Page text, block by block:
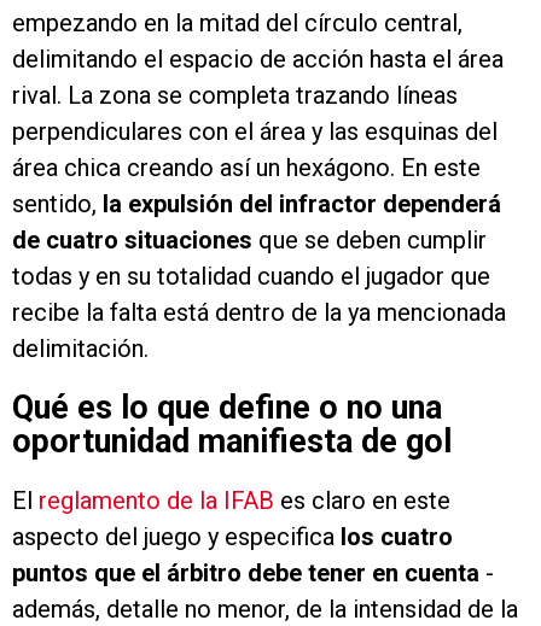
empezando en la mitad del círculo central,
delimitando el espacio de acción hasta el área
rival. La zona se completa trazando líneas
perpendiculares con el área y las esquinas del
área chica creando así un hexágono. En este
sentido, la expulsión del infractor dependerá
de cuatro situaciones que se deben cumplir
todas y en su totalidad cuando el jugador que
recibe la falta está dentro de la ya mencionada
delimitación.
Qué es lo que define o no una
oportunidad manifiesta de gol
El reglamento de la IFAB es claro en este
aspecto del juego y especifica los cuatro
puntos que el árbitro debe tener en cuenta -
además, detalle no menor, de la intensidad de la